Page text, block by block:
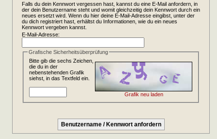
Falls du dein Kennwort vergessen hast, kannst du eine E-Mail anfordern, in
der dein Benutzername steht und womit gleichzeitig dein Kennwort durch ein
neues ersetzt wird. Wenn du hier deine E-Mail-Adresse eingibst, unter der
du dich registriert hast, erhältst du Informationen, wie du ein neues
Kennwort vergeben kannst.
E-Mail-Adresse:
Grafische Sicherheitsüberprüfung
Bitte gib die sechs Zeichen,
die du in der
nebenstehenden Grafik
siehst, in das Textfeld ein.
Grafik neu laden